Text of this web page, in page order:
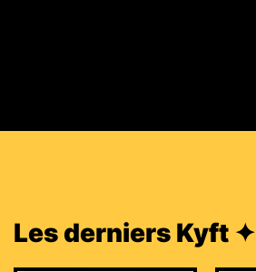
Les derniers Kyft ✦